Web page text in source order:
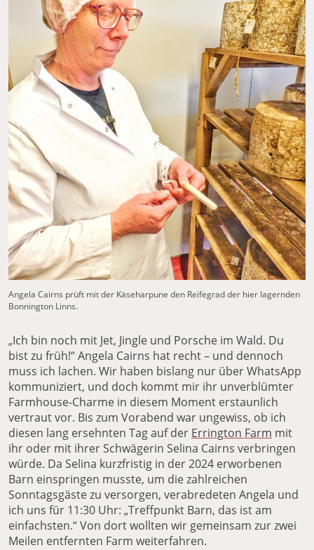
Angela Cairns prüft mit der Käseharpune den Reifegrad der hier lagernden
Bonnington Linns.
„Ich bin noch mit Jet, Jingle und Porsche im Wald. Du
bist zu früh!“ Angela Cairns hat recht – und dennoch
muss ich lachen. Wir haben bislang nur über WhatsApp
kommuniziert, und doch kommt mir ihr unverblümter
Farmhouse-Charme in diesem Moment erstaunlich
vertraut vor. Bis zum Vorabend war ungewiss, ob ich
diesen lang ersehnten Tag auf der Errington Farm mit
ihr oder mit ihrer Schwägerin Selina Cairns verbringen
würde. Da Selina kurzfristig in der 2024 erworbenen
Barn einspringen musste, um die zahlreichen
Sonntagsgäste zu versorgen, verabredeten Angela und
ich uns für 11:30 Uhr: „Treffpunkt Barn, das ist am
einfachsten.“ Von dort wollten wir gemeinsam zur zwei
Meilen entfernten Farm weiterfahren.